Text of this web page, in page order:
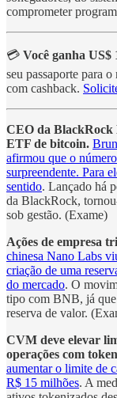
comprometer
💳 Você ganha
seu passaporte para
com cashback.
CEO da BlackRock
ETF de bitcoin.
afirmou que o
surpreendente. Para
sentido. Lançado há
da BlackRock,
sob gestão. (Exame)
Ações de empresa
chinesa Nano Labs
criação de uma
do mercado. O
tipo com BNB, já que
reserva de valor.
CVM deve elevar
operações com
aumentar o limite de
R$ 15 milhões. A